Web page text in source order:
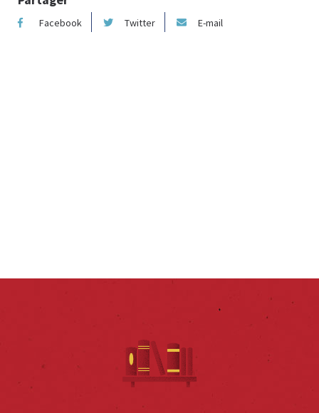
Facebook Twitter E-mail